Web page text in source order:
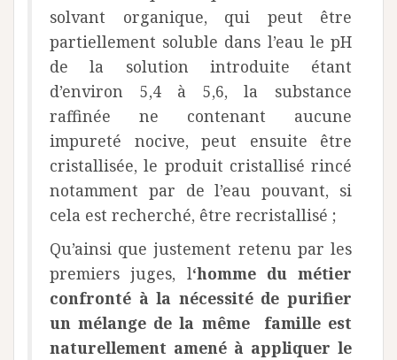
solvant organique, qui peut être
partiellement soluble dans l’eau le pH
de la solution introduite étant
d’environ 5,4 à 5,6, la substance
raffinée ne contenant aucune
impureté nocive, peut ensuite être
cristallisée, le produit cristallisé rincé
notamment par de l’eau pouvant, si
cela est recherché, être recristallisé ;
Qu’ainsi que justement retenu par les
premiers juges, l‘homme du métier
confronté à la nécessité de purifier
un mélange de la même famille est
naturellement amené à appliquer le